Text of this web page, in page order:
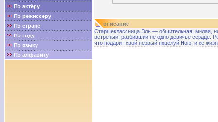
По актёру
По режиссеру
По стране
По году
По языку
По алфавиту
описание
Старшеклассница Эль — общительная, милая,
ветреный, разбивший не одно девичье сердце.
что подарит свой первый поцелуй Ною, и её